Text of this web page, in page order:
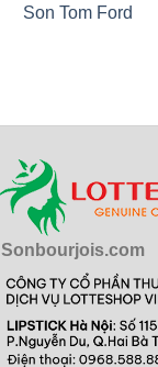
Son Tom Ford
Sonbourjois.com